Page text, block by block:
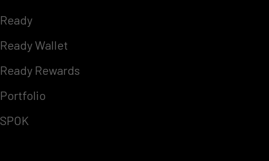
Ready
Ready Wallet
Ready Rewards
Portfolio
SPOK